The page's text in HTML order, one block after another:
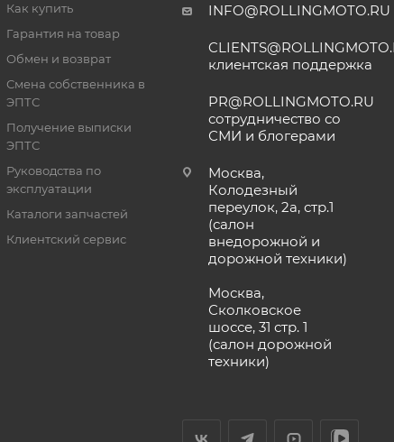
Как купить
Гарантия на товар
Обмен и возврат
Смена собственника в
ЭПТС
Получение выписки
ЭПТС
Руководства по
эксплуатации
Каталоги запчастей
Клиентский сервис
INFO@ROLLINGMOTO.RU
клиентская поддержка
PR@ROLLINGMOTO.RU
сотрудничество со
СМИ и блогерами
Москва,
Колодезный
переулок, 2а, стр.1
(салон
внедорожной и
дорожной техники)
Москва,
Сколковское
шоссе, 31 стр. 1
(салон дорожной
техники)